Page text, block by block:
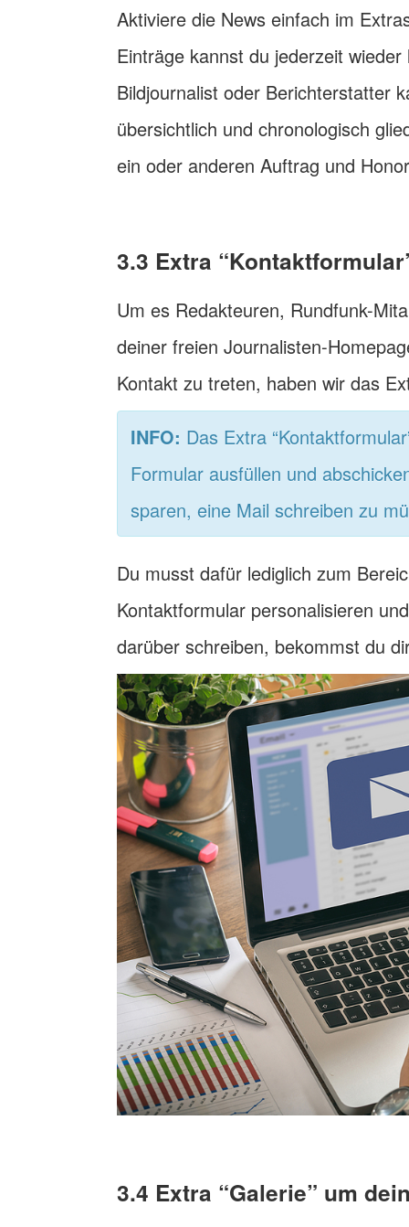
Aktiviere die News einfach im
Einträge kannst du jederzeit
Bildjournalist oder Berichterstatter
übersichtlich und chronologisch
ein oder anderen Auftrag und
3.3 Extra
Um es Redakteuren, Rundfunk-
deiner freien Journalisten-
Kontakt zu treten, haben wir das
INFO: Das Extra
Formular ausfüllen und
sparen, eine Mail schreiben zu
Du musst dafür lediglich zum
Kontaktformular personalisieren
darüber schreiben, bekommst du
3.4 Extra “Galerie” um